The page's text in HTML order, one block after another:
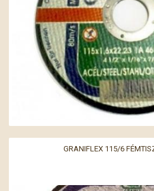
GRANIFLEX 115/6